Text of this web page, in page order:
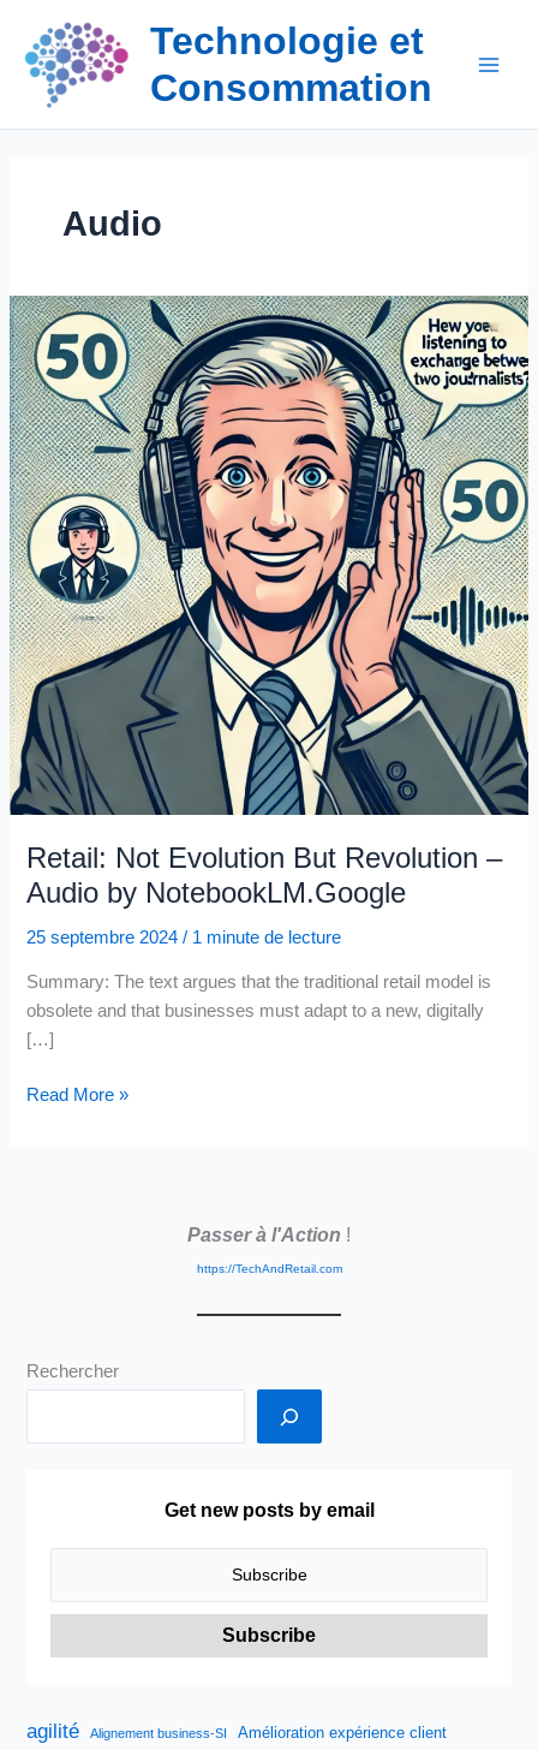
contenu
Technologie et
Consommation
Audio
Retail: Not Evolution But Revolution –
Audio by NotebookLM.Google
25 septembre 2024/ 1 minute de lecture
Summary: The text argues that the traditional retail model is
obsolete and that businesses must adapt to a new, digitally
[…]
Retail:
Read More »
Passer à l'Action !
https://TechAndRetail.com
Rechercher
Get new posts by email
agilité Alignement business-SI Amélioration expérience client